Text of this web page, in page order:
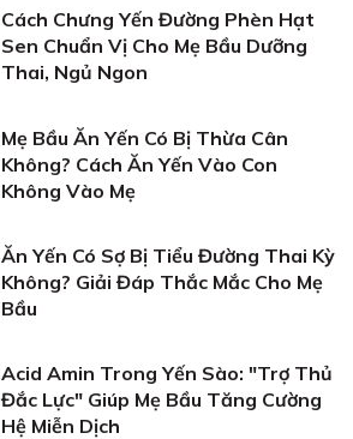
Cách Chưng Yến Đường Phèn Hạt
Sen Chuẩn Vị Cho Mẹ Bầu Dưỡng
Thai, Ngủ Ngon
Mẹ Bầu Ăn Yến Có Bị Thừa Cân
Không? Cách Ăn Yến Vào Con
Không Vào Mẹ
Ăn Yến Có Sợ Bị Tiểu Đường Thai Kỳ
Không? Giải Đáp Thắc Mắc Cho Mẹ
Bầu
Acid Amin Trong Yến Sào: "Trợ Thủ
Đắc Lực" Giúp Mẹ Bầu Tăng Cường
Hệ Miễn Dịch